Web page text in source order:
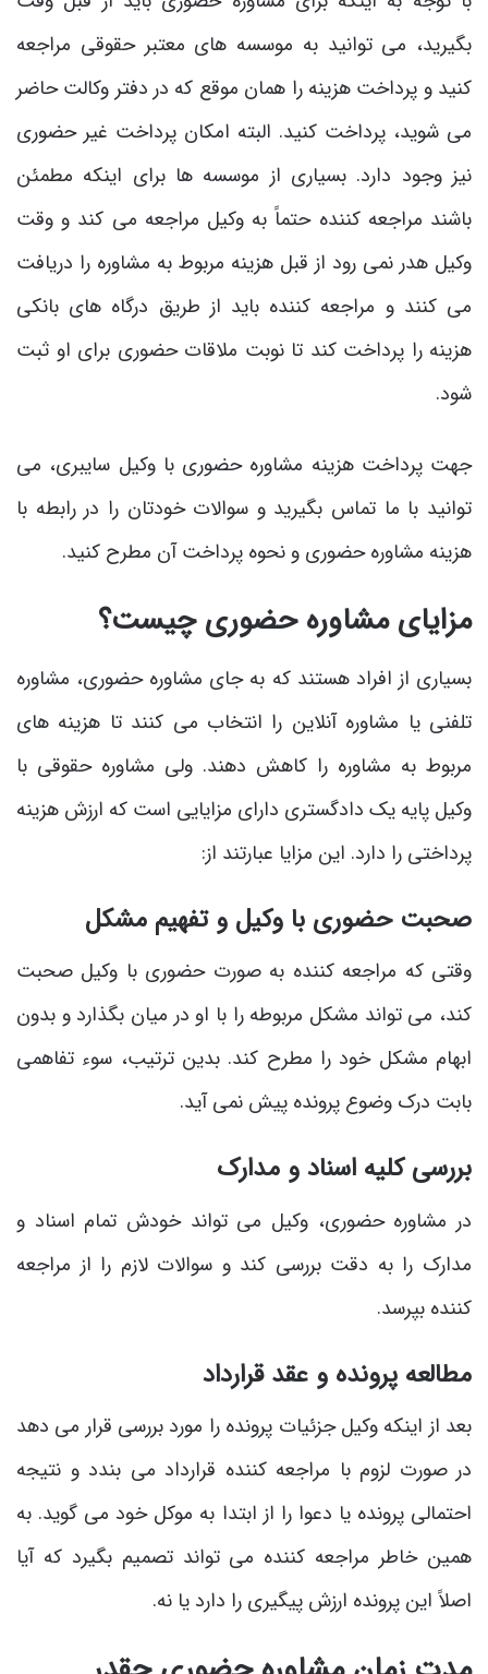
بگیرید، می ‌توانید به موسسه‌ های معتبر حقوقی مراجعه
کنید و پرداخت هزینه را همان موقع که در دفتر وکالت حاضر
می‌ شوید، پرداخت کنید. البته امکان پرداخت غیر حضوری
نیز وجود دارد. بسیاری از موسسه‌ ها برای اینکه مطمئن
باشند مراجعه کننده حتماً به وکیل مراجعه می ‌کند و وقت
وکیل هدر نمی ‌رود از قبل هزینه مربوط به مشاوره را دریافت
می ‌کنند و مراجعه کننده باید از طریق درگاه‌ های بانکی
هزینه را پرداخت کند تا نوبت ملاقات حضوری برای او ثبت
شود.
جهت پرداخت هزینه مشاوره حضوری با وکیل سایبری، می
‌توانید با ما تماس بگیرید و سوالات خودتان را در رابطه با
هزینه مشاوره حضوری و نحوه پرداخت آن مطرح کنید.
مزایای مشاوره حضوری چیست؟
بسیاری از افراد هستند که به جای مشاوره حضوری، مشاوره
تلفنی یا مشاوره آنلاین را انتخاب می ‌کنند تا هزینه ‌های
مربوط به مشاوره را کاهش دهند. ولی مشاوره حقوقی با
وکیل پایه یک دادگستری دارای مزایایی است که ارزش هزینه
پرداختی را دارد. این مزایا عبارتند از:
صحبت حضوری با وکیل و تفهیم مشکل
وقتی که مراجعه کننده به صورت حضوری با وکیل صحبت
کند، می ‌تواند مشکل مربوطه را با او در میان بگذارد و بدون
ابهام مشکل خود را مطرح کند. بدین ترتیب، سوء تفاهمی
بابت درک وضوع پرونده پیش نمی ‌آید.
بررسی کلیه اسناد و مدارک
در مشاوره حضوری، وکیل می ‌تواند خودش تمام اسناد و
مدارک را به دقت بررسی کند و سوالات لازم را از مراجعه
کننده بپرسد.
مطالعه پرونده و عقد قرارداد
بعد از اینکه وکیل جزئیات پرونده را مورد بررسی قرار می‌ دهد
در صورت لزوم با مراجعه کننده قرارداد می ‌بندد و نتیجه
احتمالی پرونده یا دعوا را از ابتدا به موکل خود می‌ گوید. به
همین خاطر مراجعه کننده می ‌تواند تصمیم بگیرد که آیا
اصلاً این پرونده ارزش پیگیری را دارد یا نه.